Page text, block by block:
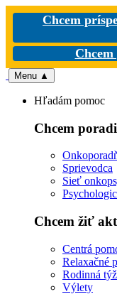
Chcem
Menu ▲
Hľadám pomoc
Chcem
Sprievodca
Sieť
Chcem žiť
Centrá
Relaxačné
Rodinná
Výlety